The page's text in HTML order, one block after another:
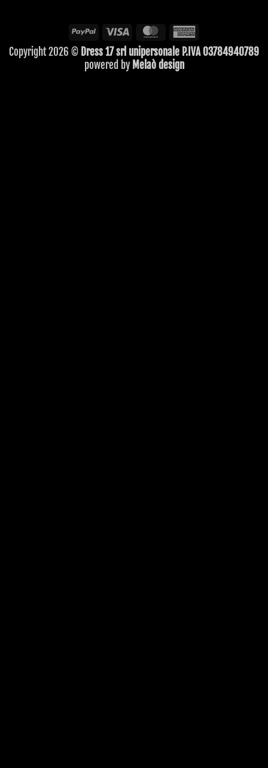
PayPal Visa MasterCard
Express
Copyright 2026 © Dress 17 srl unipersonale P.IVA 03784940789
powered by Melaò design